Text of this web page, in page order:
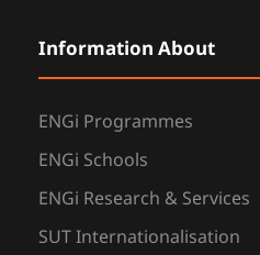
Information About
ENGi Programmes
ENGi Schools
ENGi Research & Services
SUT Internationalisation